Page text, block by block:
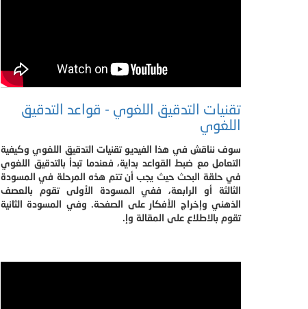
تقنيات التدقيق اللغوي - قواعد التدقيق
اللغوي
سوف نناقش في هذا الفيديو تقنيات التدقيق اللغوي وكيفية
التعامل مع ضبط القواعد بداية، فعندما تبدأ بالتدقيق اللغوي
في حلقة البحث حيث يجب أن تتم هذه المرحلة في المسودة
الثالثة أو الرابعة، ففي المسودة الأولى تقوم بالعصف
الذهني وإخراج الأفكار على الصفحة. وفي المسودة الثانية
تقوم بالاطلاع على المقالة وإ.